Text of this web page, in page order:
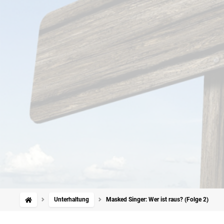
Unterhaltung Masked Singer: Wer ist raus? (Folge 2)